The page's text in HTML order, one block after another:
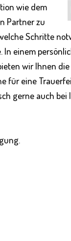
wie dem
Partner zu
Schritte
einem
wir Ihnen
für eine
gerne auch bei